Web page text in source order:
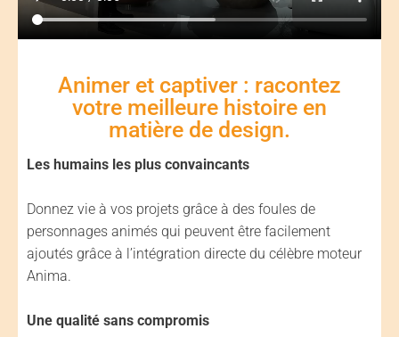
Animer et captiver : racontez
votre meilleure histoire en
matière de design.
Les humains les plus convaincants
Donnez vie à vos projets grâce à des foules de
personnages animés qui peuvent être facilement
ajoutés grâce à l’intégration directe du célèbre moteur
Anima.
Une qualité sans compromis